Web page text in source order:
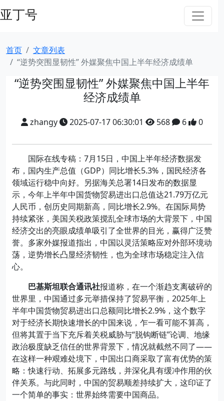
亚丁号
首页
文章列表
“逆势突围显韧性” 外媒聚焦中国上半年经济成绩单
“逆势突围显韧性” 外媒聚焦中国上半年
经济成绩单
zhangy 2025-07-17 06:30:01 568 6 0
国际在线专稿：7月15日，中国上半年经济数据发
布，国内生产总值（GDP）同比增长5.3%，国民经济各
领域运行稳中向好。另据海关总署14日发布的数据显
示，今年上半年中国货物贸易进出口总值达21.79万亿元
人民币，创历史同期新高，同比增长2.9%。在国际局势
持续紧张，美国关税政策搅乱全球市场的大背景下，中国
经济交出的亮眼成绩单吸引了全世界的目光，赢得广泛赞
誉。多家外媒报道指出，中国以灵活策略应对外部环境动
荡，逆势增长凸显经济韧性，也为全球市场稳定注入信
心。
巴基斯坦联合通讯社报道称，在一个渐趋支离破碎的
世界里，中国通过多元举措保持了贸易平衡，2025年上
半年中国货物贸易进出口总额同比增长2.9%，这个数字
对于经济长期快速增长的中国来说，乍一看可能不算高，
但将其置于当下充斥着关税威胁与“脱钩断链”论调、地缘
政治极度缺乏信任的世界背景下，情况就截然不同了——
在这样一种艰难处境下，中国出口商采取了富有优势的策
略：快速行动、拓展多元路线，并深化具有缓冲作用的伙
伴关系。与此同时，中国的贸易顺差持续扩大，这印证了
一个简单的事实：世界始终需要中国商品。